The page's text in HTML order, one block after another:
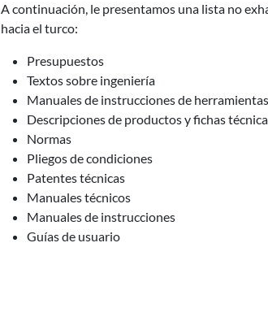
A continuación, le presentamos una lista no
hacia el turco:
Presupuestos
Textos sobre ingeniería
Manuales de instrucciones de
Descripciones de productos y fichas
Normas
Pliegos de condiciones
Patentes técnicas
Manuales técnicos
Manuales de instrucciones
Guías de usuario